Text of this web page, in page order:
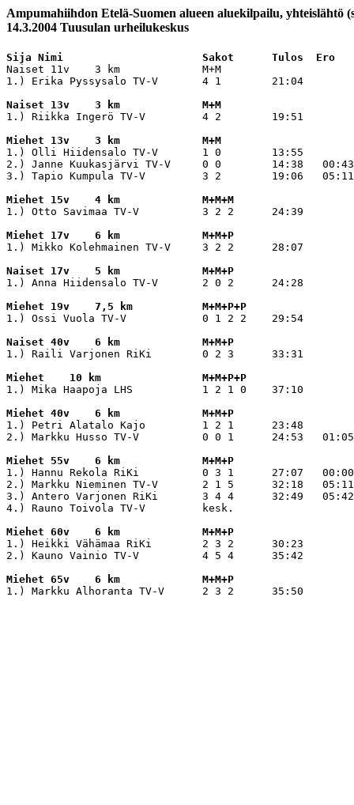
Ampumahiihdon Etelä-Suomen alueen aluekilpailu, yhteislähtö
14.3.2004 Tuusulan urheilukeskus
Sija Nimi                      Sakot      Tulos  Ero
Naiset 11v    3 km             M+M
1.) Erika Pyssysalo TV-V       4 1        21:04
Naiset 13v    3 km             M+M
1.) Riikka Ingerö TV-V         4 2        19:51
Miehet 13v    3 km             M+M
1.) Olli Hiidensalo TV-V       1 0        13:55
2.) Janne Kuukasjärvi TV-V     0 0        14:38   00:43
3.) Tapio Kumpula TV-V         3 2        19:06   05:11
Miehet 15v    4 km             M+M+M
1.) Otto Savimaa TV-V          3 2 2      24:39
Miehet 17v    6 km             M+M+P
1.) Mikko Kolehmainen TV-V     3 2 2      28:07
Naiset 17v    5 km             M+M+P
1.) Anna Hiidensalo TV-V       2 0 2      24:28
Miehet 19v    7,5 km           M+M+P+P
1.) Ossi Vuola TV-V            0 1 2 2    29:54
Naiset 40v    6 km             M+M+P
1.) Raili Varjonen RiKi        0 2 3      33:31
Miehet    10 km                M+M+P+P
1.) Mika Haapoja LHS           1 2 1 0    37:10
Miehet 40v    6 km             M+M+P
1.) Petri Alatalo Kajo         1 2 1      23:48
2.) Markku Husso TV-V          0 0 1      24:53   01:05
Miehet 55v    6 km             M+M+P
1.) Hannu Rekola RiKi          0 3 1      27:07   00:00
2.) Markku Nieminen TV-V       2 1 5      32:18   05:11
3.) Antero Varjonen RiKi       3 4 4      32:49   05:42
4.) Rauno Toivola TV-V         kesk.
Miehet 60v    6 km             M+M+P
1.) Heikki Vähämaa RiKi        2 3 2      30:23
2.) Kauno Vainio TV-V          4 5 4      35:42
Miehet 65v    6 km             M+M+P
1.) Markku Alhoranta TV-V      2 3 2      35:50